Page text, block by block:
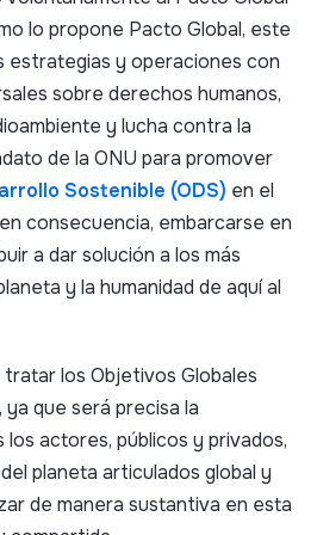
lo propone Pacto Global, este
estrategias y operaciones con
sobre derechos humanos,
y lucha contra la
de la ONU para promover
Sostenible (ODS) en el
consecuencia, embarcarse en
a dar solución a los más
y la humanidad de aquí al
los Objetivos Globales
que será precisa la
actores, públicos y privados,
planeta articulados global y
de manera sustantiva en esta